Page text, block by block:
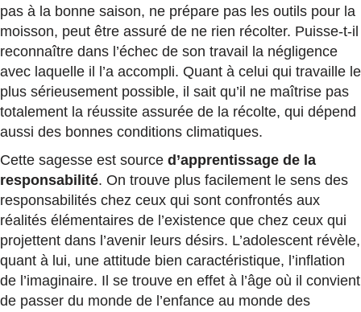
pas à la bonne saison, ne prépare pas les outils pour la
moisson, peut être assuré de ne rien récolter. Puisse-t-il
reconnaître dans l’échec de son travail la négligence
avec laquelle il l’a accompli. Quant à celui qui travaille le
plus sérieusement possible, il sait qu’il ne maîtrise pas
totalement la réussite assurée de la récolte, qui dépend
aussi des bonnes conditions climatiques.
Cette sagesse est source d’apprentissage de la
responsabilité. On trouve plus facilement le sens des
responsabilités chez ceux qui sont confrontés aux
réalités élémentaires de l’existence que chez ceux qui
projettent dans l’avenir leurs désirs. L’adolescent révèle,
quant à lui, une attitude bien caractéristique, l’inflation
de l’imaginaire. Il se trouve en effet à l’âge où il convient
de passer du monde de l’enfance au monde des